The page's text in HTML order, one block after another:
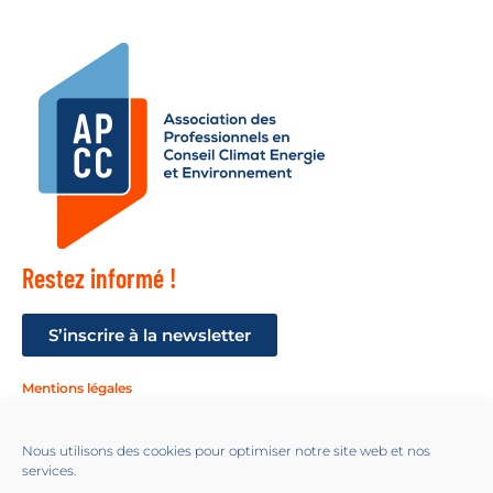
Nous utilisons des cookies pour optimiser notre site web et nos
services.
Restez informé !
S’inscrire à la newsletter
Mentions légales
Suivez-nous !